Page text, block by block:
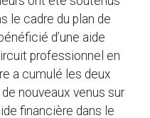
le cadre du plan de
d’une aide
professionnel en
a cumulé les deux
nouveaux venus sur
financière dans le